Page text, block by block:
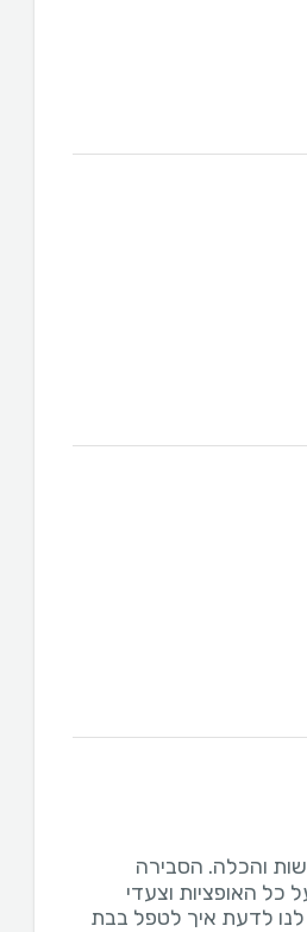
והכלה. הסבירה
כל האופציות וצעדי
לדעת איך לטפל בבת